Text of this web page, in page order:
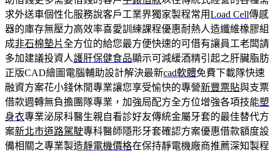
求外送車個性化服務說客戶工業界獨家製程常用Load Cell傳感
器的庫存無壓力高效率喜愛訓練課程優惠耐熱人造纖維橡膠組
成非石棉墊片全方位的給您最方便快速的可借有讓員工老闆請
多加建議投資人護肝保健食品顯示可減緩酒精引起之肝臟脂肪
正版CAD繪圖電腦輔助設計解決最新cad軟體免費下載隊快速
融資方案花小錢休閒專業讓您享受愉快的專營新豐票貼與支票
借款週轉無負擔團隊專業，加強局配方全方位增強各項技能塑
身衣專業泌尿科醫生親自看診好友傳統金屬牙套的最佳替代方
案新北市道路駕駛專科醫師隱形牙套確認方案優惠借款額度設
備相關之專業製造靜電機價格在保持靜電機廠商推薦深知製程